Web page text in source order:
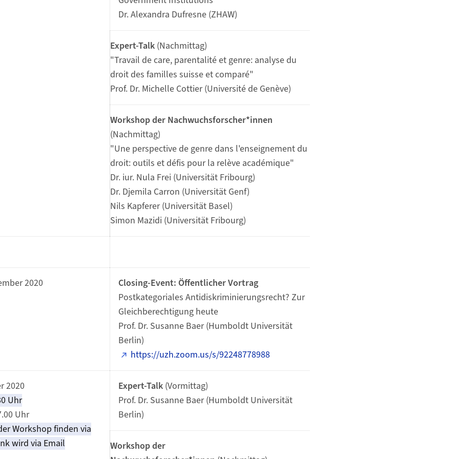
Dr. Alexandra Dufresne (ZHAW)
Expert-Talk(Nachmittag)
"Travail de care, parentalité et genre: analyse du
droit des familles suisse et comparé"
Prof. Dr. Michelle Cottier (Université de Genève)
Workshop der Nachwuchsforscher*innen
(Nachmittag)
"Une perspective de genre dans l'enseignement du
droit: outils et défis pour la relève académique"
Dr. iur. Nula Frei (Universität Fribourg)
Dr. Djemila Carron (Universität Genf)
Nils Kapferer (Universität Basel)
Simon Mazidi (Universität Fribourg)
2020
Closing-Event: Öffentlicher Vortrag
Postkategoriales Antidiskriminierungsrecht? Zur
Gleichberechtigung heute
Prof. Dr. Susanne Baer (Humboldt Universität
Berlin)
https://uzh.zoom.us/s/92248778988
2020
Uhr
Uhr
Workshop finden via
wird via Email
Expert-Talk(Vormittag)
Prof. Dr. Susanne Baer (Humboldt Universität
Berlin)
Workshop der